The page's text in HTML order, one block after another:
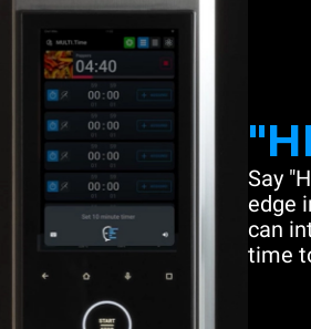
Say
edge
can
time